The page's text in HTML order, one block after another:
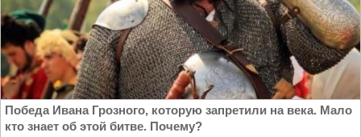
Победа Ивана Грозного, которую запретили на века. Мало
кто знает об этой битве. Почему?